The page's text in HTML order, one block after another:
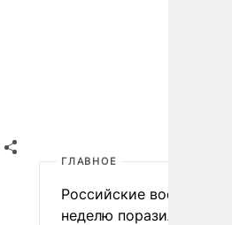
ГЛАВНОЕ
Российские военные за
неделю поразили 34